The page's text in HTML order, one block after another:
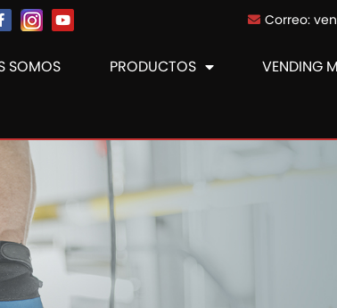
Correo:
SOMOS PRODUCTOS
VENDING